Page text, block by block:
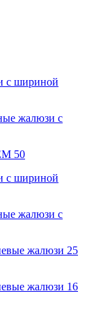
с шириной
жалюзи с
50
с шириной
жалюзи с
жалюзи 25
жалюзи 16